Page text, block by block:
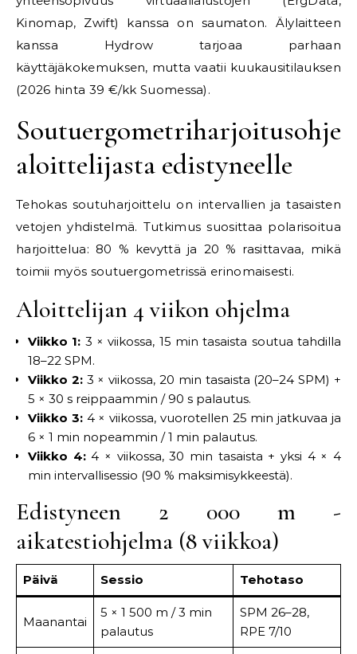
Kinomap, Zwift) kanssa on saumaton. Älylaitteen
kanssa Hydrow tarjoaa parhaan
käyttäjäkokemuksen, mutta vaatii kuukausitilauksen
(2026 hinta 39 €/kk Suomessa).
aloittelijasta edistyneelle
Tehokas soutuharjoittelu on intervallien ja tasaisten
vetojen yhdistelmä. Tutkimus suosittaa polarisoitua
harjoittelua: 80 % kevyttä ja 20 % rasittavaa, mikä
toimii myös soutuergometrissä erinomaisesti.
Aloittelijan 4 viikon ohjelma
Viikko 1: 3 × viikossa, 15 min tasaista soutua tahdilla
18–22 SPM.
Viikko 2:3 × viikossa, 20 min tasaista (20–24 SPM) +
5 × 30 s reippaammin / 90 s palautus.
Viikko 3:4 × viikossa, vuorotellen 25 min jatkuvaa ja
6 × 1 min nopeammin / 1 min palautus.
Viikko 4:4 × viikossa, 30 min tasaista + yksi 4 × 4
min intervallisessio (90 % maksimisykkeestä).
Edistyneen 2 000 m -
aikatestiohjelma (8 viikkoa)
Päivä Sessio Tehotaso
Maanantai
5 × 1 500 m / 3 min
palautus
SPM 26–28,
RPE 7/10